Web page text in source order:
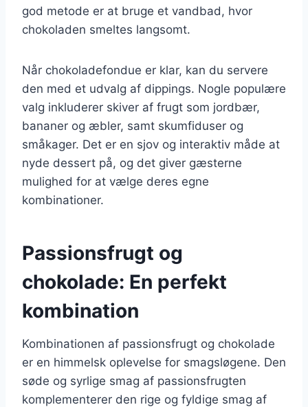
god metode er at bruge et vandbad, hvor
chokoladen smeltes langsomt.
Når chokoladefondue er klar, kan du servere
den med et udvalg af dippings. Nogle populære
valg inkluderer skiver af frugt som jordbær,
bananer og æbler, samt skumfiduser og
småkager. Det er en sjov og interaktiv måde at
nyde dessert på, og det giver gæsterne
mulighed for at vælge deres egne
kombinationer.
Passionsfrugt og
chokolade: En perfekt
kombination
Kombinationen af passionsfrugt og chokolade
er en himmelsk oplevelse for smagsløgene. Den
søde og syrlige smag af passionsfrugten
komplementerer den rige og fyldige smag af